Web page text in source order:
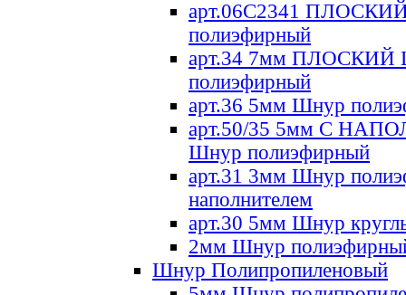
арт.06С2341
полиэфирный
арт.34 7мм ПЛОСКИЙ
полиэфирный
арт.36 5мм Шнур
арт.50/35 5мм С
Шнур полиэфирный
арт.31 3мм Шнур
наполнителем
арт.30 5мм Шнур
2мм Шнур
Шнур Полипропиленовый